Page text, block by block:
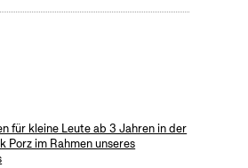
für kleine Leute ab 3 Jahren in der
im Rahmen unseres